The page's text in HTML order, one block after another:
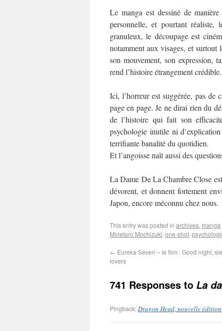
Le manga est dessiné de
personnelle, et pourtant réaliste,
granuleux, le découpage est
notamment aux visages, et surtout
son mouvement, son expression,
rend l’histoire étrangement crédible.
Ici, l’horreur est suggérée, pas de
page en page. Je ne dirai rien du
de l’histoire qui fait son
psychologie inutile ni
terrifiante banalité du quotidien.
Et l’angoisse naît aussi des
La Dame De La Chambre Close
dévorent, et donnent fortement
Japon, encore méconnu chez nous.
This entry was posted in archives, manga
Minetaro Mochizuki, one-shot,
← Eureka Seven – le film : Good night,
lovers
741 Responses to La
Pingback:Dragon Head, nouvelle